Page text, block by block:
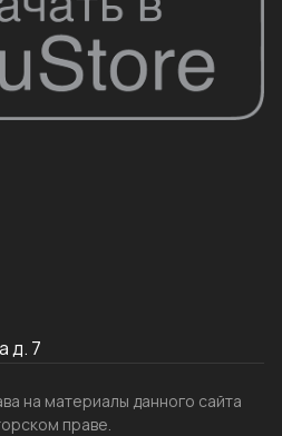
д. 7
на материалы данного сайта
праве.